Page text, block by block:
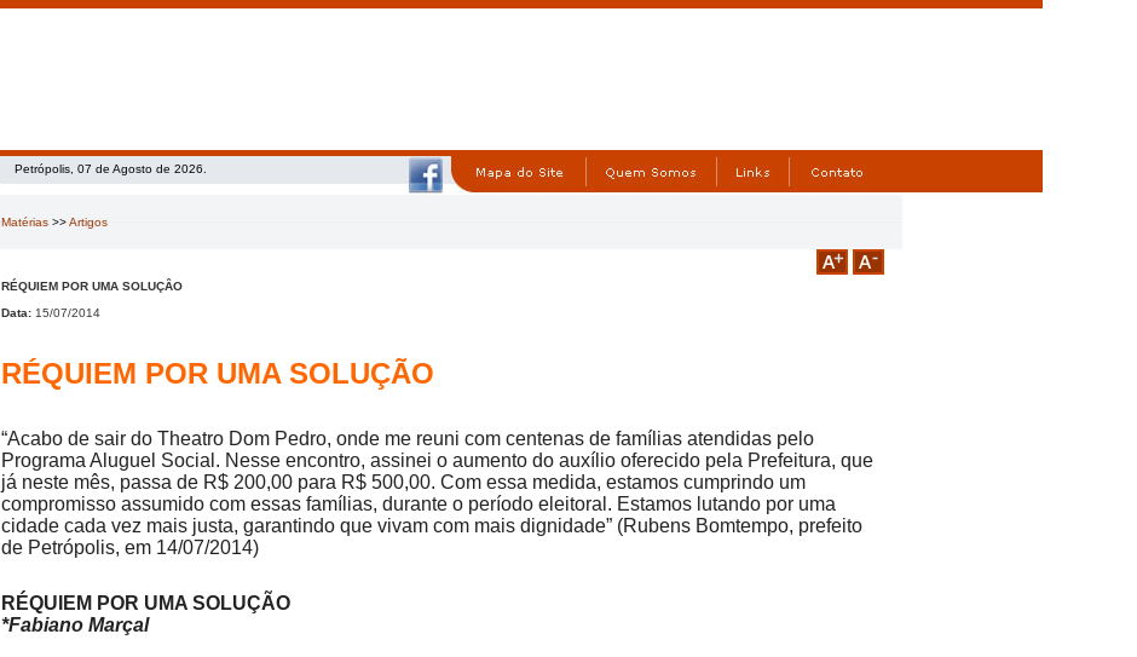
Petrópolis, 07 de Agosto de 2026.
Matérias >>Artigos
RÉQUIEM POR UMA SOLUÇÂO
Data: 15/07/2014
RÉQUIEM POR UMA SOLUÇÃO
“Acabo de sair do Theatro Dom Pedro, onde me reuni com centenas de famílias atendidas pelo
Programa Aluguel Social. Nesse encontro, assinei o aumento do auxílio oferecido pela Prefeitura, que
já neste mês, passa de R$ 200,00 para R$ 500,00. Com essa medida, estamos cumprindo um
compromisso assumido com essas famílias, durante o período eleitoral. Estamos lutando por uma
cidade cada vez mais justa, garantindo que vivam com mais dignidade” (Rubens Bomtempo, prefeito
de Petrópolis, em 14/07/2014)
RÉQUIEM POR UMA SOLUÇÃO
*Fabiano Marçal